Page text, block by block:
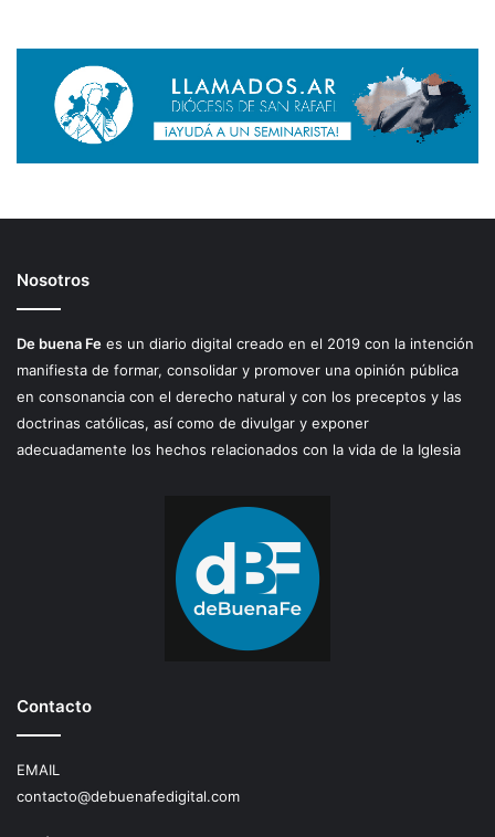
Nosotros
De buena Fe es un diario digital creado en el 2019 con la intención
manifiesta de formar, consolidar y promover una opinión pública
en consonancia con el derecho natural y con los preceptos y las
doctrinas católicas, así como de divulgar y exponer
adecuadamente los hechos relacionados con la vida de la Iglesia
Contacto
EMAIL
contacto@debuenafedigital.com